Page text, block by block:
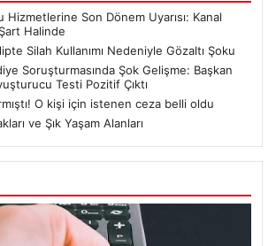
Hizmetlerine Son Dönem Uyarısı: Kanal
Halinde
Silah Kullanımı Nedeniyle Gözaltı Şoku
Soruşturmasında Şok Gelişme: Başkan
Testi Pozitif Çıktı
O kişi için istenen ceza belli oldu
ve Şık Yaşam Alanları